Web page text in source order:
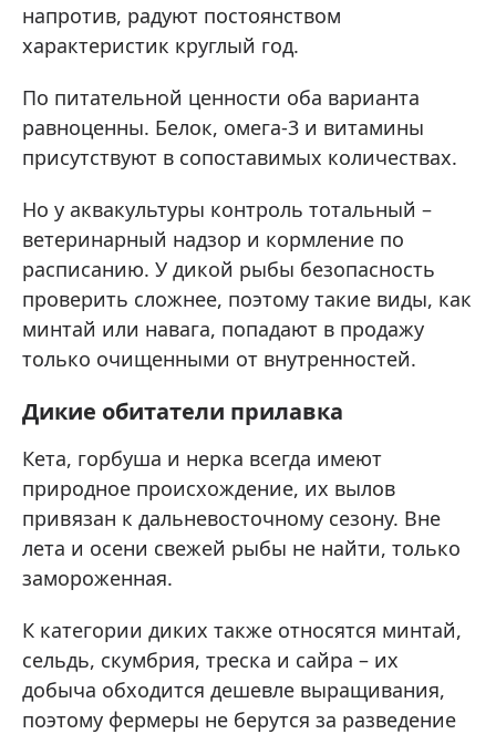
напротив, радуют постоянством
характеристик круглый год.
По питательной ценности оба варианта
равноценны. Белок, омега-3 и витамины
присутствуют в сопоставимых количествах.
Но у аквакультуры контроль тотальный –
ветеринарный надзор и кормление по
расписанию. У дикой рыбы безопасность
проверить сложнее, поэтому такие виды, как
минтай или навага, попадают в продажу
только очищенными от внутренностей.
Дикие обитатели прилавка
Кета, горбуша и нерка всегда имеют
природное происхождение, их вылов
привязан к дальневосточному сезону. Вне
лета и осени свежей рыбы не найти, только
замороженная.
К категории диких также относятся минтай,
сельдь, скумбрия, треска и сайра – их
добыча обходится дешевле выращивания,
поэтому фермеры не берутся за разведение